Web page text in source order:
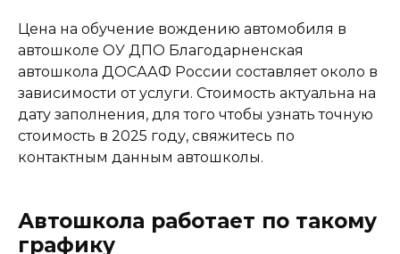
Цена на обучение вождению автомобиля в
автошколе ОУ ДПО Благодарненская
автошкола ДОСААФ России составляет около в
зависимости от услуги. Стоимость актуальна на
дату заполнения, для того чтобы узнать точную
стоимость в 2025 году, свяжитесь по
контактным данным автошколы.
Автошкола работает по такому
графику